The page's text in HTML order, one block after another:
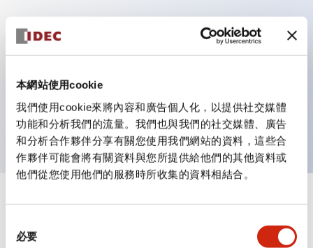
本網站使用cookie
我們使用cookie來將內容和廣告個人化，以提供社交媒體
功能和分析我們的流量。我們也與我們的社交媒體、廣告
和分析合作夥伴分享有關您使用我們網站的資料，這些合
作夥伴可能會將有關資料與您所提供給他們的其他資料或
他們從您使用他們的服務時所收集的資料相結合。
必要
主要特點
作業性提升的背部端子方式
全系列統一為22mm軀幹長度的平坦端子面
UL・CSA 認證品
規格 顯示全部+
審美規範